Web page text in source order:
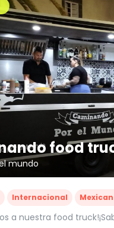
food
mundo
Internacional
a nuestra food